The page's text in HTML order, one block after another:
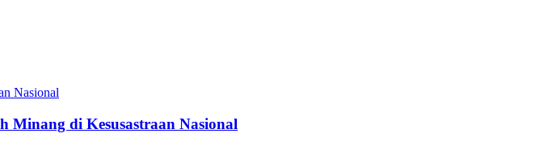
di Kesusastraan Nasional